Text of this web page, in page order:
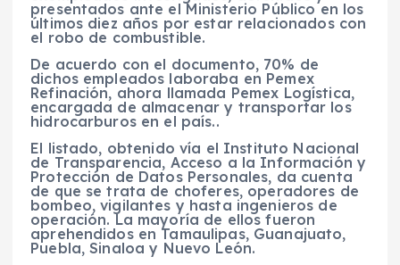
presentados ante el Ministerio Público en los
últimos diez años por estar relacionados con
el robo de combustible.
De acuerdo con el documento, 70% de
dichos empleados laboraba en Pemex
Refinación, ahora llamada Pemex Logística,
encargada de almacenar y transportar los
hidrocarburos en el país..
El listado, obtenido vía el Instituto Nacional
de Transparencia, Acceso a la Información y
Protección de Datos Personales, da cuenta
de que se trata de choferes, operadores de
bombeo, vigilantes y hasta ingenieros de
operación. La mayoría de ellos fueron
aprehendidos en Tamaulipas, Guanajuato,
Puebla, Sinaloa y Nuevo León.